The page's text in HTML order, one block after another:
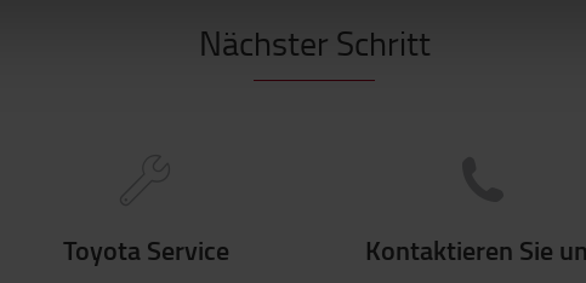
Nächster Schritt
Toyota Service Kontaktieren Sie